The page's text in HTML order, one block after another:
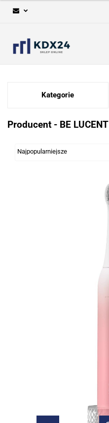
Kategorie
Producent - BE LUCENT